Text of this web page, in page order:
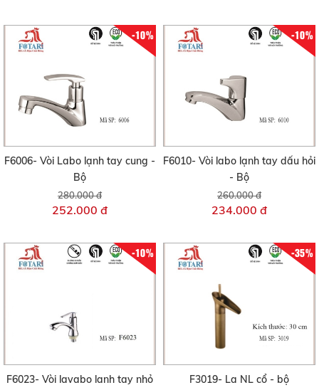
-10%
F6006- Vòi Labo lạnh tay cung -
Bộ
280.000 đ
252.000 đ
-10%
F6010- Vòi labo lạnh tay dấu hỏi
- Bộ
260.000 đ
234.000 đ
-10%
F6023- Vòi lavabo lanh tay nhỏ
-35%
F3019- La NL cổ - bộ